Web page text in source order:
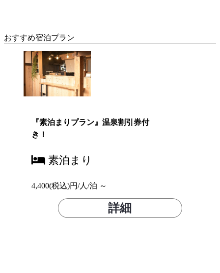
おすすめ宿泊プラン
『素泊まりプラン』温泉割引券付
き！
素泊まり
4,400(税込)円/人/泊 ～
詳細